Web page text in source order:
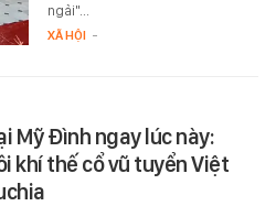
ngải"...
XÃ HỘI -
Mỹ Đình ngay lúc này:
khí thế cổ vũ tuyển Việt